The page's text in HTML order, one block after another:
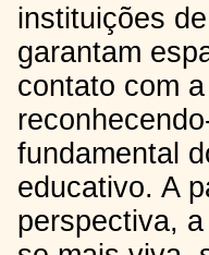
instituições
garantam
contato com
fundamental
educativo. A
perspectiva,